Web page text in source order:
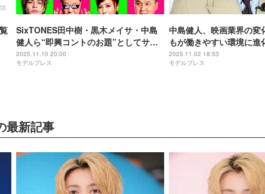
SixTONES田中樹・黒木メイサ・中島
健人ら“即興コントのお題”としてサプ
ライズ出演「THEゴールデンコンビ
2025」豪華ゲスト14人解禁
2025.11.10 20:00
モデルプレス
中島健人、映画業界の変
もが働きやすい環境に進
る最中」女性の活躍につ
2025.11.02 18:53
モデルプレス
最新記事